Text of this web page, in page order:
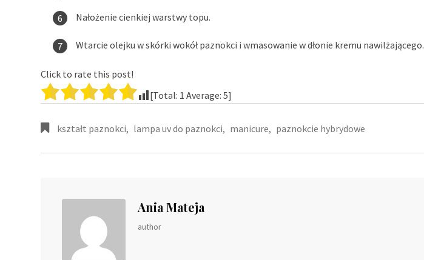
Nałożenie cienkiej warstwy topu.
Wtarcie olejku w skórki wokół paznokci i wmasowanie w dłonie kremu nawilżającego.
Click to rate this post!
[Total: 1 Average: 5]
kształt paznokci, lampa uv do paznokci, manicure, paznokcie hybrydowe
Ania Mateja
author